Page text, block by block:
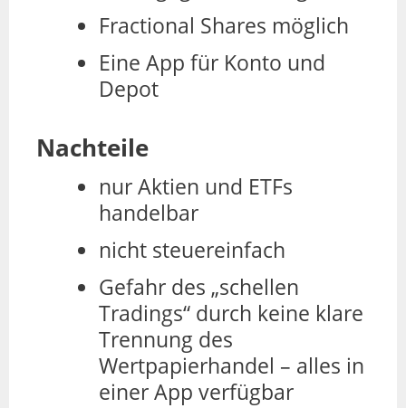
Fractional Shares möglich
Eine App für Konto und
Depot
Nachteile
nur Aktien und ETFs
handelbar
nicht steuereinfach
Gefahr des „schellen
Tradings“ durch keine klare
Trennung des
Wertpapierhandel – alles in
einer App verfügbar